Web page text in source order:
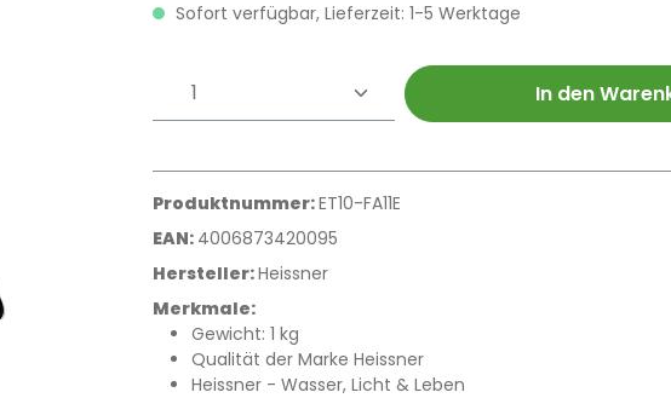
Sofort verfügbar, Lieferzeit: 1-5 Werktage
Produkt Anzahl: Gib den In den
Produktnummer:ET10-FA11E
EAN: 4006873420095
Hersteller:Heissner
Merkmale:
Gewicht: 1 kg
Qualität der Marke Heissner
Heissner - Wasser, Licht & Leben